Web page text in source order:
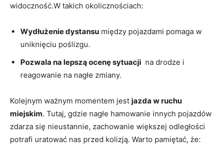
widoczność.W takich okolicznościach:
Wydłużenie ‌dystansu między‌ pojazdami pomaga w
uniknięciu poślizgu.
Pozwala‌ na lepszą ⁢ocenę sytuacji ​ na drodze ‌i
reagowanie⁢ na nagłe zmiany.
Kolejnym ważnym momentem jest jazda w ruchu
miejskim. Tutaj, gdzie ‌nagłe hamowanie ⁣innych pojazdów
zdarza się nieustannie, zachowanie większej ‌odległości
potrafi uratować nas przed‌ kolizją. ‌Warto pamiętać, że: